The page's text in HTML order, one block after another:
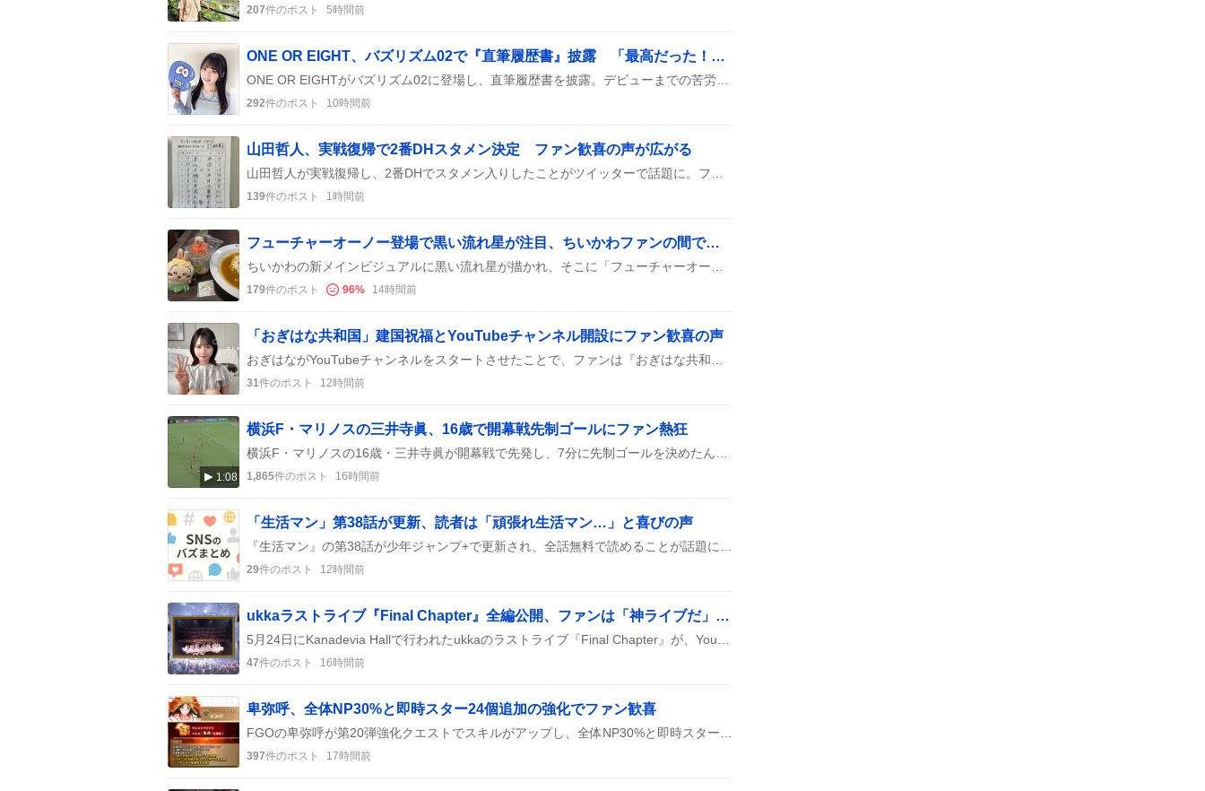
207件のポスト 5時間前
ONE OR EIGHT、バズリズム02で『直筆履歴書』披露 「最高だった！」とファン熱狂
292件のポスト 10時間前
山田哲人、実戦復帰で2番DHスタメン決定 ファン歓喜の声が広がる
139件のポスト 1時間前
フューチャーオーノー登場で黒い流れ星が注目、ちいかわファンの間で期待と懸念の声が上がる
179件のポスト 96% 14時間前
「おぎはな共和国」建国祝福とYouTubeチャンネル開設にファン歓喜の声
31件のポスト 12時間前
1:08
横浜F・マリノスの三井寺眞、16歳で開幕戦先制ゴールにファン熱狂
1,865件のポスト 16時間前
「生活マン」第38話が更新、読者は「頑張れ生活マン…」と喜びの声
29件のポスト 12時間前
ukkaラストライブ『Final Chapter』全編公開、ファンは「神ライブだ」や「涙なしでは観れない」と熱狂
47件のポスト 16時間前
卑弥呼、全体NP30%と即時スター24個追加の強化でファン歓喜
397件のポスト 17時間前